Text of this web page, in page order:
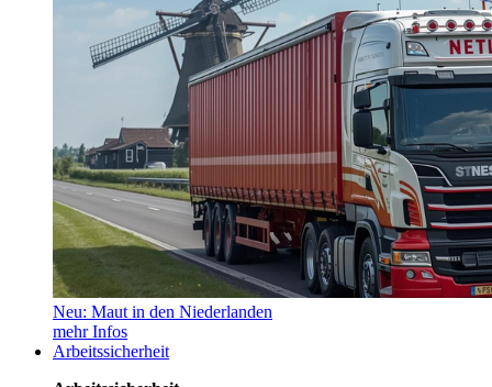
Neu: Maut in den Niederlanden
mehr Infos
Arbeitssicherheit